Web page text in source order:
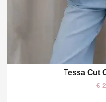
S
Tessa Cut
€